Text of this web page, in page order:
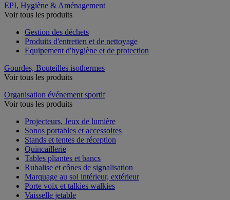
EPI, Hygiène & Aménagement
Voir tous les produits
Gestion des déchets
Produits d'entretien et de nettoyage
Equipement d'hygiène et de protection
Gourdes, Bouteilles isothermes
Voir tous les produits
Organisation événement sportif
Voir tous les produits
Projecteurs, Jeux de lumière
Sonos portables et accessoires
Stands et tentes de réception
Quincaillerie
Tables pliantes et bancs
Rubalise et cônes de signalisation
Marquage au sol intérieur, extérieur
Porte voix et talkies walkies
Vaisselle jetable